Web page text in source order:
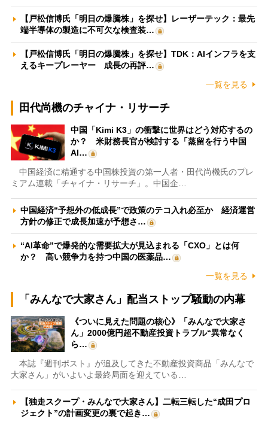
【戸松信博氏「明日の爆騰株」を探せ】レーザーテック：最先
端半導体の製造に不可欠な検査装…
【戸松信博氏「明日の爆騰株」を探せ】TDK：AIインフラを支
えるキープレーヤー 成長の再評…
一覧を見る
田代尚機のチャイナ・リサーチ
中国「Kimi K3」の衝撃に世界はどう対応するの
か？ 米財務長官が検討する「蒸留を行う中国
AI…
中国経済に精通する中国株投資の第一人者・田代尚機氏のプレ
ミアム連載「チャイナ・リサーチ」。中国企…
中国経済“予想外の低成長”で政策のテコ入れ必至か 経済運営
方針の修正で成長加速が予想さ…
“AI革命”で爆発的な需要拡大が見込まれる「CXO」とは何
か？ 高い競争力を持つ中国の医薬品…
一覧を見る
「みんなで大家さん」配当ストップ騒動の内幕
《ついに見えた問題の核心》「みんなで大家さ
ん」2000億円超不動産投資トラブル“異常なく
ら…
本誌『週刊ポスト』が追及してきた不動産投資商品「みんなで
大家さん」がいよいよ最終局面を迎えている…
【独走スクープ・みんなで大家さん】二転三転した“成田プロ
ジェクト”の計画変更の裏で起き…